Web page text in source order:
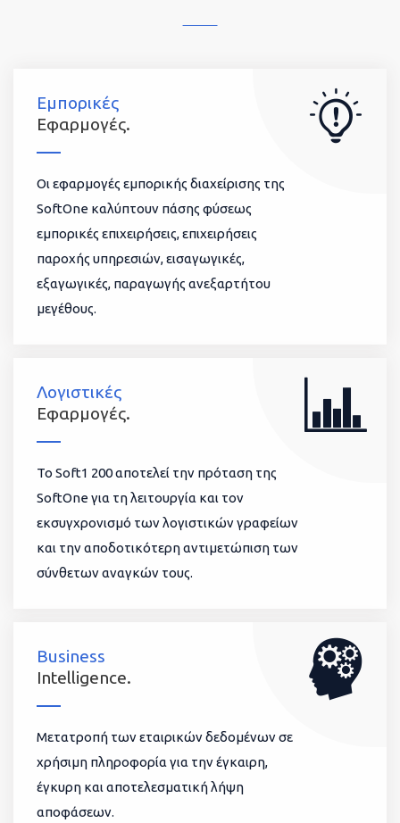
Εμπορικές
Εφαρμογές.
Οι εφαρμογές εμπορικής διαχείρισης της
SoftOne καλύπτουν πάσης φύσεως
εμπορικές επιχειρήσεις, επιχειρήσεις
παροχής υπηρεσιών, εισαγωγικές,
εξαγωγικές, παραγωγής ανεξαρτήτου
μεγέθους.
Λογιστικές
Εφαρμογές.
To Soft1 200 αποτελεί την πρόταση της
SoftOne για τη λειτουργία και τον
εκσυγχρονισμό των λογιστικών γραφείων
και την αποδοτικότερη αντιμετώπιση των
σύνθετων αναγκών τους.
Business
Intelligence.
Μετατροπή των εταιρικών δεδομένων σε
χρήσιμη πληροφορία για την έγκαιρη,
έγκυρη και αποτελεσματική λήψη
αποφάσεων.